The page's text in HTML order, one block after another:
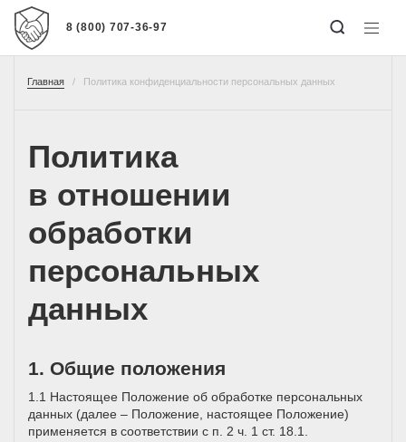
8 (800) 707-36-97
Главная Политика конфиденциальности персональных данных
Политика
в отношении
обработки
персональных
данных
1. Общие положения
1.1 Настоящее Положение об обработке персональных
данных (далее – Положение, настоящее Положение)
применяется в соответствии с п. 2 ч. 1 ст. 18.1.